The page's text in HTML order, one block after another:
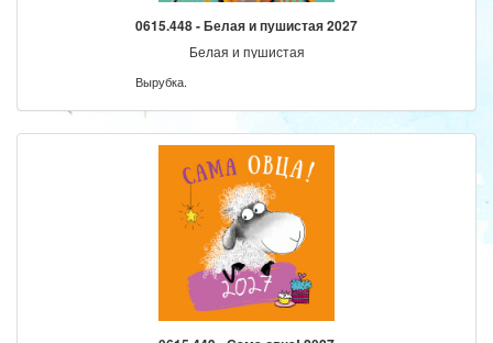
0615.448 - Белая и пушистая 2027
Белая и пушистая
Вырубка.